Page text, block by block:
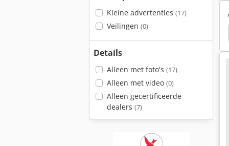
Kleine advertenties (17)
Veilingen (0)
Details
Alleen met foto's (17)
Alleen met video (0)
Alleen gecertificeerde
dealers (7)
Same Titan 160